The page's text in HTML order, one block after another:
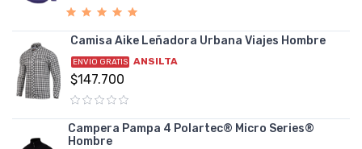
Camisa Aike Leñadora Urbana Viajes Hombre
ENVIO GRATIS ANSILTA
$147.700
Campera Pampa 4 Polartec® Micro Series®
Hombre